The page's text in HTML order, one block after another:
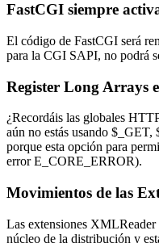
FastCGI siempre
El código de FastCGI será
para la CGI SAPI, no podrá
Register Long Arrays
¿Recordáis las globales
aún no estás usando $_GET,
porque esta opción para
error E_CORE_ERROR).
Movimientos de las
Las extensiones
núcleo de la distribución y